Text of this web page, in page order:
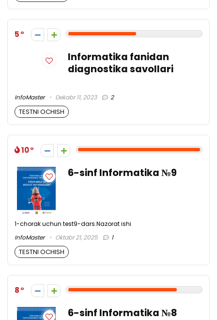
5
Informatika fanidan
diagnostika savollari
InfoMaster Dekabr 11, 2023 2
TESTNI OCHISH
10
6-sinf Informatika №9
1-chorak uchun test9-dars.Nazorat ishi
InfoMaster
Oktabr 21, 2025 1
TESTNI OCHISH
8
6-sinf Informatika №8